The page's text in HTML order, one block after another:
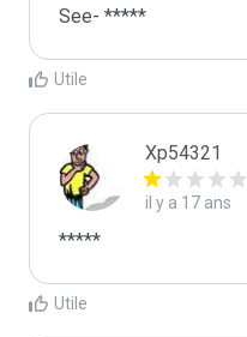
See- *****
Utile
Xp54321
il y a 17 ans
*****
Utile